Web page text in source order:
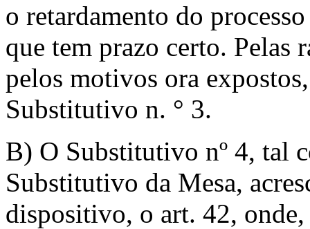
o retardamento do
que tem prazo certo. Pelas
pelos motivos ora
Substitutivo n. ° 3.
B) O Substitutivo nº 4, tal
Substitutivo da Mesa,
dispositivo, o art. 42,